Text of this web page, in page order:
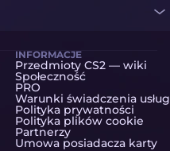
INFORMACJE
Przedmioty CS2 — wiki
Społeczność
PRO
Warunki świadczenia usług
Polityka prywatności
Polityka plików cookie
Partnerzy
Umowa posiadacza karty